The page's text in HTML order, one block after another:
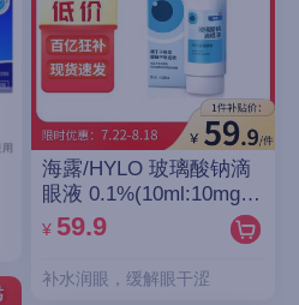
海露/HYLO 玻璃酸钠滴
眼液 0.1%(10ml:10mg)/
支(OTC)
¥ 59.9
补水润眼，缓解眼干涩